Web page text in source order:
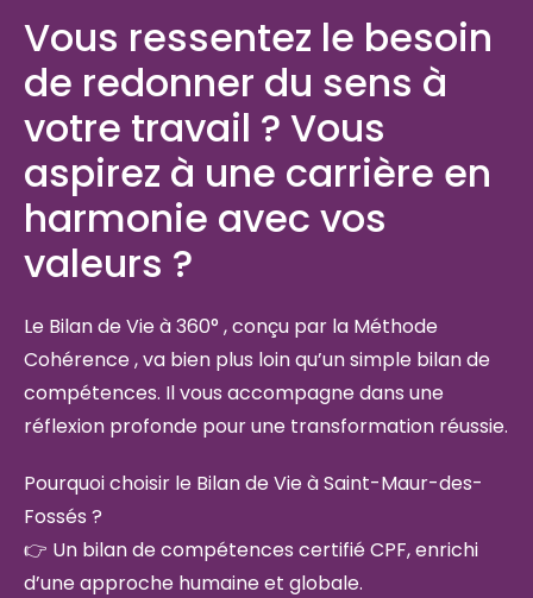
Vous ressentez le besoin
de redonner du sens à
votre travail ? Vous
aspirez à une carrière en
harmonie avec vos
valeurs ?
Le Bilan de Vie à 360° , conçu par la Méthode
Cohérence , va bien plus loin qu’un simple bilan de
compétences. Il vous accompagne dans une
réflexion profonde pour une transformation réussie.
Pourquoi choisir le Bilan de Vie à Saint-Maur-des-
Fossés ?
👉 Un bilan de compétences certifié CPF, enrichi
d’une approche humaine et globale.